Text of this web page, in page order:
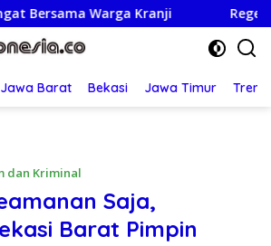
Kranji Regenerasi Adil:
Jawa Barat Bekasi Jawa Timur
dan Kriminal
Saja,
Barat Pimpin